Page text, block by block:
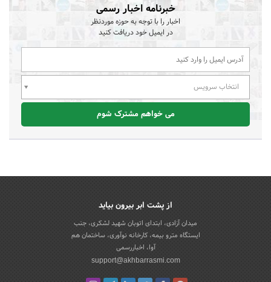
خبرنامه اخبار رسمی
اخبار را با توجه به حوزه موردنظر
در ایمیل خود دریافت کنید
انتخاب سرویس
می خواهم مشترک شوم
از پشت ابر بیرون بیاید
میدان آزادی، ابتدای اتوبان شهید لشکری، جنب
ایستگاه مترو بیمه، کارخانه نوآوری، ساختمان هم
آوا، اخباررسمی
support@akhbarrasmi.com